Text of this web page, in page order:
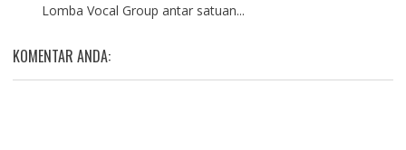
Lomba Vocal Group antar satuan...
KOMENTAR ANDA: